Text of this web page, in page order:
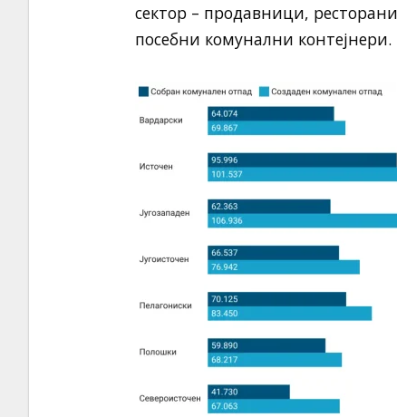
сектор – продавници,
посебни комунални контејнери.